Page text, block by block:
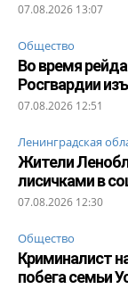
07.08.2026 13:07
Общество
Во время
Росгвардии
07.08.2026 12:51
Ленинградская
Жители
лисичками в
07.08.2026 12:30
Общество
Криминалист
побега семьи